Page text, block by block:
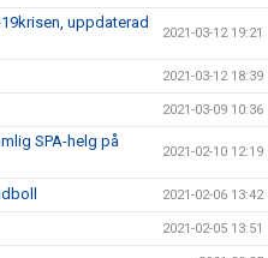
uppdaterad
2021-03-12 19:21
2021-03-12 18:39
2021-03-09 10:36
SPA-helg på
2021-02-10 12:19
2021-02-06 13:42
2021-02-05 13:51